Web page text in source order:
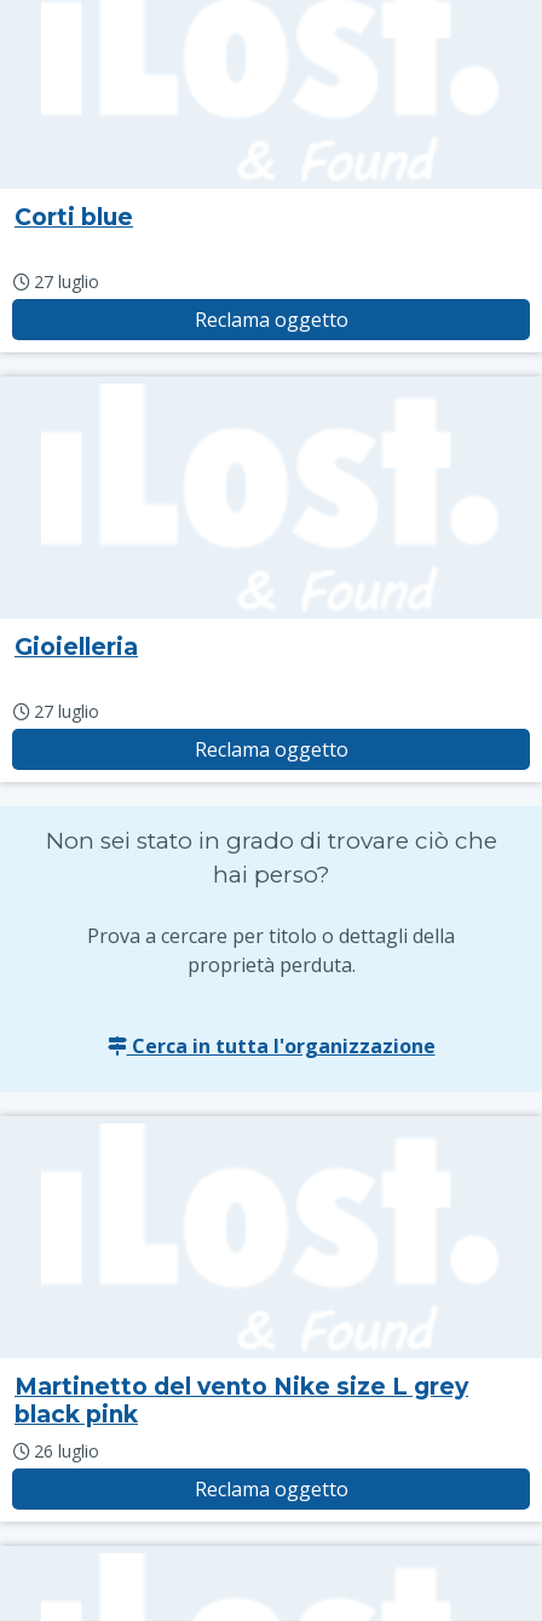
Corti blue
27 luglio
Reclama oggetto
Gioielleria
27 luglio
Reclama oggetto
Non sei stato in grado di trovare ciò che
hai perso?
Prova a cercare per titolo o dettagli della
proprietà perduta.
Cerca in tutta l'organizzazione
Martinetto del vento Nike size L grey
black pink
26 luglio
Reclama oggetto